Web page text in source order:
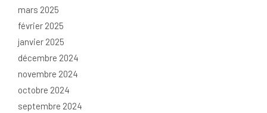
mars 2025
février 2025
janvier 2025
décembre 2024
novembre 2024
octobre 2024
septembre 2024